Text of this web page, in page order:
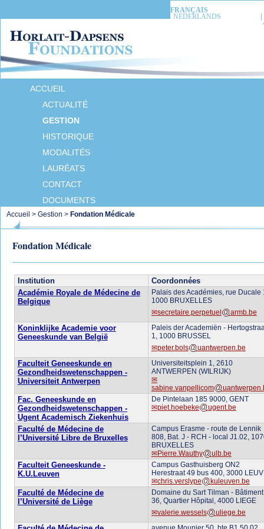
FRANÇAIS
NEDERLANDS
ACCUEIL
ACTUALITÉ
GESTION
HISTORIQUE
MODALITÉS
LAURÉATS
CONTACT
DOCUMENTS
Accueil > Gestion > Fondation Médicale
Fondation Médicale
Institution
Coordonnées
Académie Royale de Médecine de
Belgique
Palais des Académies, rue Ducale
1000 BRUXELLES
secretaire.perpetuel
armb.be
Koninklijke Academie voor
Geneeskunde van België
Paleis der Academiën -
1, 1000 BRUSSEL
peter.bols
uantwerpen.be
Faculteit Geneeskunde en
Gezondheidswetenschappen -
Universiteit Antwerpen
Universiteitsplein 1, 2610
ANTWERPEN (WILRIJK)
sabine.vanpellicom
Fac. Geneeskunde en
Gezondheidswetenschappen -
Ugent Academisch Ziekenhuis
De Pintelaan 185 9000, GENT
piet.hoebeke
ugent.be
Faculté de Médecine de
l’Université Libre de Bruxelles
Campus Erasme - route de Lennik
808, Bat. J - RCH - local J1.02,
BRUXELLES
Pierre.Wauthy
ulb.be
Faculteit Geneeskunde -
K.U.Leuven
Campus Gasthuisberg ON2
Herestraat 49 bus 400, 3000
chris.verslype
kuleuven.be
Faculté de Médecine de
l’Université de Liège
Domaine du Sart Tilman - Bâtiment
36, Quartier Hôpital, 4000 LIEGE
valerie.wessels
uliege.be